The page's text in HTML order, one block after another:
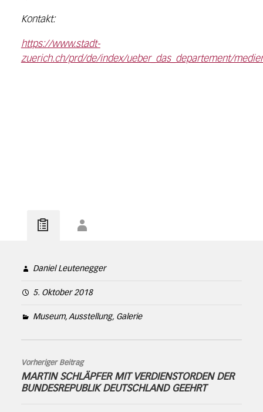
Kontakt:
https://www.stadt-
zuerich.ch/prd/de/index/ueber_das_departement/
Daniel Leutenegger
5. Oktober 2018
Museum, Ausstellung, Galerie
Vorheriger Beitrag
MARTIN SCHLÄPFER MIT VERDIENSTORDEN DER
BUNDESREPUBLIK DEUTSCHLAND GEEHRT